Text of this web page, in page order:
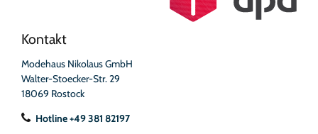
Kontakt
Modehaus Nikolaus GmbH
Walter-Stoecker-Str. 29
18069 Rostock
Hotline +49 381 82197